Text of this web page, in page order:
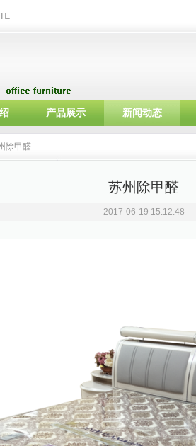
产品展示 新闻动态
除甲醛
苏州除甲醛
2017-06-19 15:12:48